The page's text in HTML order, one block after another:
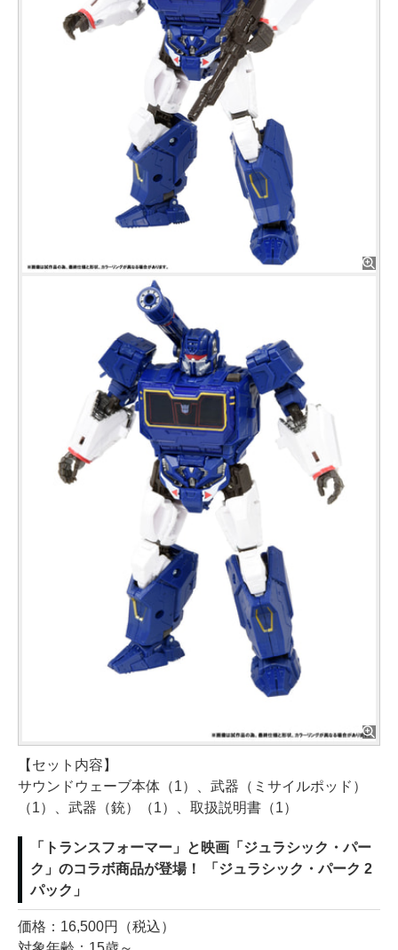
【セット内容】
サウンドウェーブ本体（1）、武器（ミサイルポッド）
（1）、武器（銃）（1）、取扱説明書（1）
「トランスフォーマー」と映画「ジュラシック・パー
ク」のコラボ商品が登場！ 「ジュラシック・パーク 2
パック」
価格：16,500円（税込）